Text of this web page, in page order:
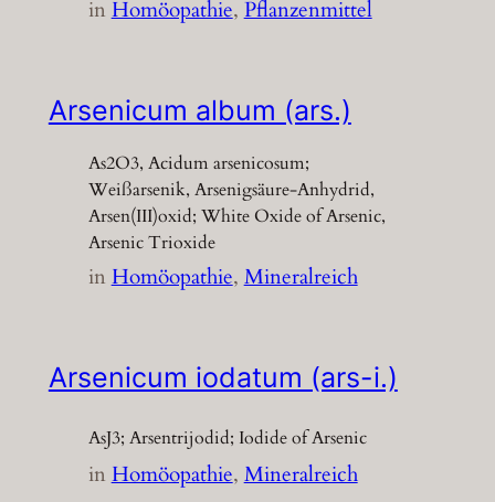
inHomöopathie, Pflanzenmittel
Arsenicum album (ars.)
As2O3, Acidum arsenicosum;
Weißarsenik, Arsenigsäure-Anhydrid,
Arsen(III)oxid; White Oxide of Arsenic,
Arsenic Trioxide
inHomöopathie, Mineralreich
Arsenicum iodatum (ars-i.)
AsJ3; Arsentrijodid; Iodide of Arsenic
inHomöopathie, Mineralreich